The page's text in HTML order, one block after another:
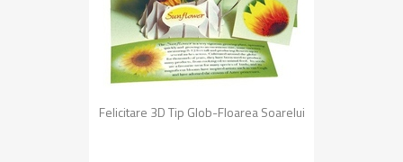
Felicitare 3D Tip Glob-Floarea Soarelui